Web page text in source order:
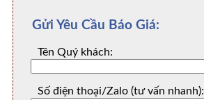
Gửi Yêu Cầu Báo Giá:
Tên Quý khách:
Số điện thoại/Zalo (tư vấn nhanh):